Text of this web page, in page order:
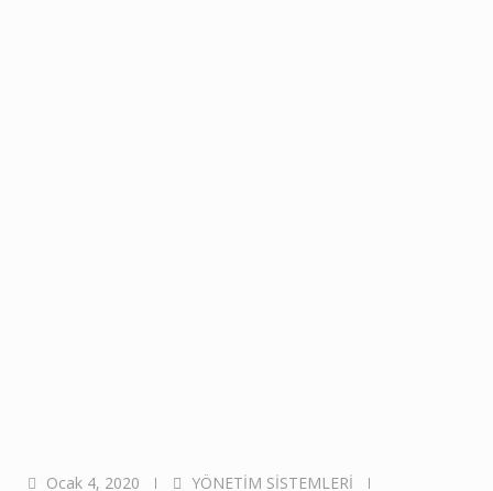
Ocak 4, 2020
YÖNETİM SİSTEMLERİ